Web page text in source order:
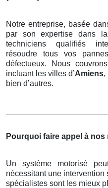
Notre entreprise, basée
par son expertise dans
techniciens qualifiés
résoudre tous vos
défectueux. Nous
incluant les villes d’Amiens,
bien d’autres.
Pourquoi faire appel à nos
Un système motorisé
nécessitant une
spécialistes sont les mieux